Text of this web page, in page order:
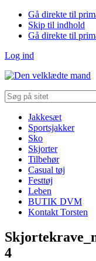
Gå direkte til
Skip til indhold
Gå direkte til
Log ind
Søg
på
Jakkesæt
Sportsjakker
Sko
Skjorter
Tilbehør
Casual tøj
Festtøj
Leben
BUTIK DVM
Kontakt Torsten
4